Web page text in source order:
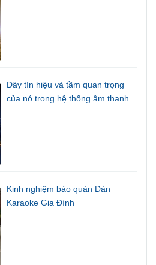
Dây tín hiệu và tầm quan trọng
của nó trong hệ thống âm thanh
Kinh nghiệm bảo quản Dàn
Karaoke Gia Đình